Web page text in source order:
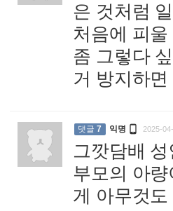
은 것처럼
처음에 피
좀 그렇다
거 방지하
댓글 7 익명  2025-
그깟담배
부모의 아
게 아무것